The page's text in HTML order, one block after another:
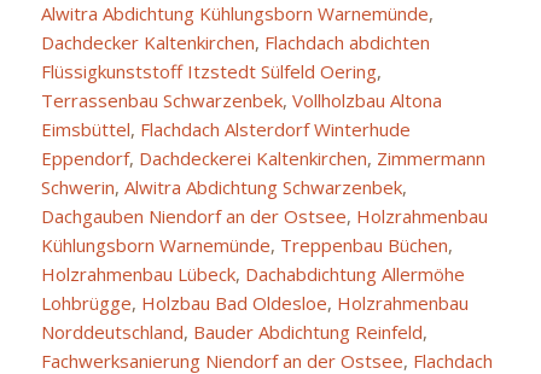
Alwitra Abdichtung Kühlungsborn Warnemünde,
Dachdecker Kaltenkirchen, Flachdach abdichten
Flüssigkunststoff Itzstedt Sülfeld Oering,
Terrassenbau Schwarzenbek, Vollholzbau Altona
Eimsbüttel, Flachdach Alsterdorf Winterhude
Eppendorf, Dachdeckerei Kaltenkirchen, Zimmermann
Schwerin, Alwitra Abdichtung Schwarzenbek,
Dachgauben Niendorf an der Ostsee, Holzrahmenbau
Kühlungsborn Warnemünde, Treppenbau Büchen,
Holzrahmenbau Lübeck, Dachabdichtung Allermöhe
Lohbrügge, Holzbau Bad Oldesloe, Holzrahmenbau
Norddeutschland, Bauder Abdichtung Reinfeld,
Fachwerksanierung Niendorf an der Ostsee, Flachdach